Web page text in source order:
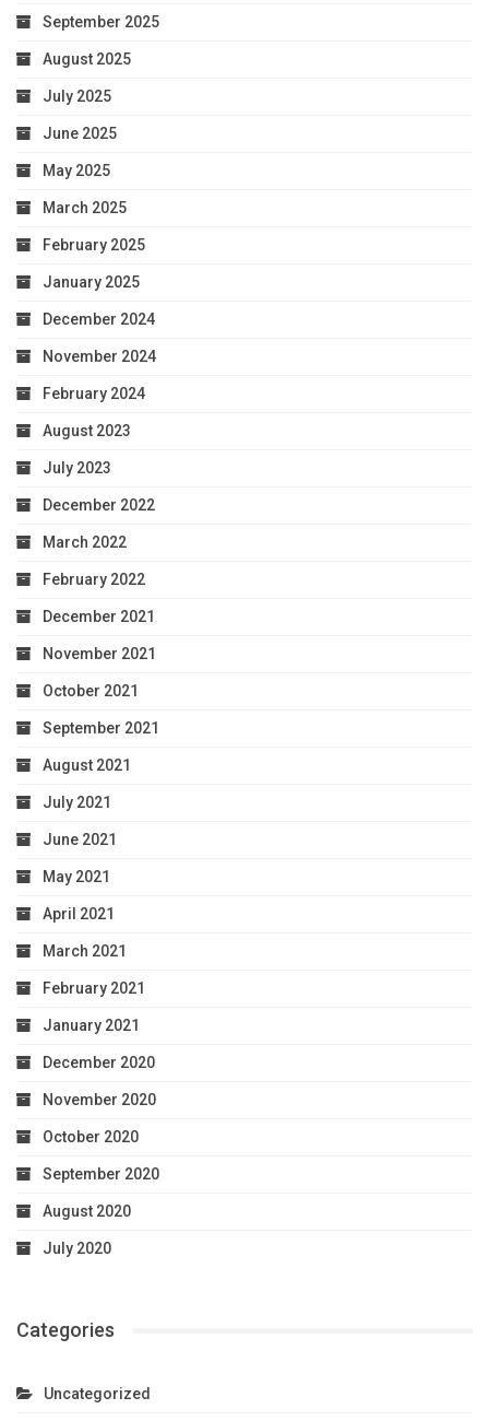
September 2025
August 2025
July 2025
June 2025
May 2025
March 2025
February 2025
January 2025
December 2024
November 2024
February 2024
August 2023
July 2023
December 2022
March 2022
February 2022
December 2021
November 2021
October 2021
September 2021
August 2021
July 2021
June 2021
May 2021
April 2021
March 2021
February 2021
January 2021
December 2020
November 2020
October 2020
September 2020
August 2020
July 2020
Categories
Uncategorized